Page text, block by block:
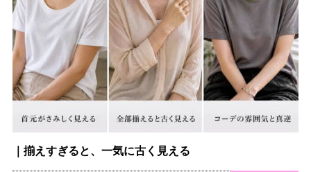
｜揃えすぎると、一気に古く見える